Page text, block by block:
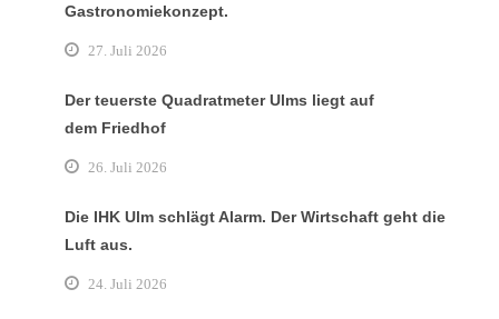
Gastronomiekonzept.
27. Juli 2026
Der teuerste Quadratmeter Ulms liegt auf
dem Friedhof
26. Juli 2026
Die IHK Ulm schlägt Alarm. Der Wirtschaft geht die
Luft aus.
24. Juli 2026